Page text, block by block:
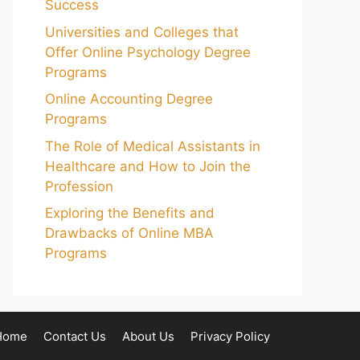
Success
Universities and Colleges that
Offer Online Psychology Degree
Programs
Online Accounting Degree
Programs
The Role of Medical Assistants in
Healthcare and How to Join the
Profession
Exploring the Benefits and
Drawbacks of Online MBA
Programs
Contact Us About Us Privacy Policy